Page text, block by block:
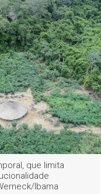
que limita
Ibama